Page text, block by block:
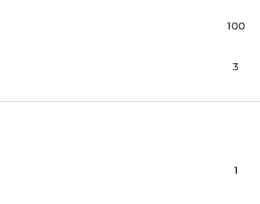
100
3
1